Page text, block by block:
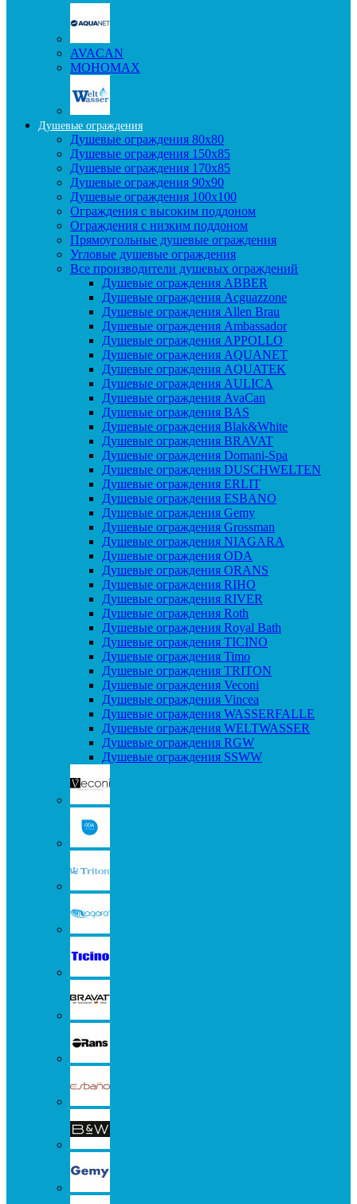
AVACAN
МОНОМАХ
Душевые ограждения
Душевые ограждения 80x80
Душевые ограждения 150x85
Душевые ограждения 170x85
Душевые ограждения 90x90
Душевые ограждения 100x100
Ограждения с высоким поддоном
Ограждения с низким поддоном
Прямоугольные душевые ограждения
Угловые душевые ограждения
Все производители душевых ограждений
Душевые ограждения ABBER
Душевые ограждения Acguazzone
Душевые ограждения Allen Brau
Душевые ограждения Ambassador
Душевые ограждения APPOLLO
Душевые ограждения AQUANET
Душевые ограждения AQUATEK
Душевые ограждения AULICA
Душевые ограждения AvaCan
Душевые ограждения BAS
Душевые ограждения Blak&White
Душевые ограждения BRAVAT
Душевые ограждения Domani-Spa
Душевые ограждения DUSCHWELTEN
Душевые ограждения ERLIT
Душевые ограждения ESBANO
Душевые ограждения Gemy
Душевые ограждения Grossman
Душевые ограждения NIAGARA
Душевые ограждения ODA
Душевые ограждения ORANS
Душевые ограждения RIHO
Душевые ограждения RIVER
Душевые ограждения Roth
Душевые ограждения Royal Bath
Душевые ограждения TICINO
Душевые ограждения Timo
Душевые ограждения TRITON
Душевые ограждения Veconi
Душевые ограждения Vincea
Душевые ограждения WASSERFALLE
Душевые ограждения WELTWASSER
Душевые ограждения RGW
Душевые ограждения SSWW